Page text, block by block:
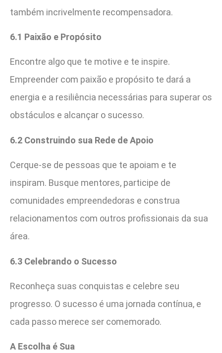
também incrivelmente recompensadora.
6.1 Paixão e Propósito
Encontre algo que te motive e te inspire.
Empreender com paixão e propósito te dará a
energia e a resiliência necessárias para superar os
obstáculos e alcançar o sucesso.
6.2 Construindo sua Rede de Apoio
Cerque-se de pessoas que te apoiam e te
inspiram. Busque mentores, participe de
comunidades empreendedoras e construa
relacionamentos com outros profissionais da sua
área.
6.3 Celebrando o Sucesso
Reconheça suas conquistas e celebre seu
progresso. O sucesso é uma jornada contínua, e
cada passo merece ser comemorado.
A Escolha é Sua